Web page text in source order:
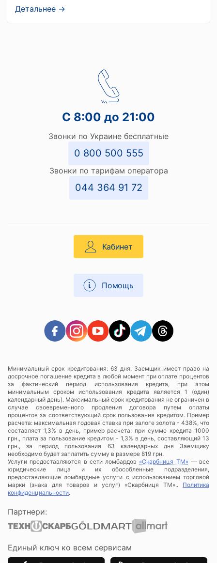
Детальнее →
С 8:00 до 21:00
Звонки по Украине бесплатные
0 800 500 555
Звонки по тарифам оператора
044 364 91 72
Кабинет
Помощь
Минимальный срок кредитования: 63 дня. Заемщик имеет право на
досрочное погашение кредита в любой момент при оплате процентов
за фактический период использования кредита, при этом
минимальным сроком использования кредита является 1 (один)
календарный день). Максимальный срок кредитования не ограничен в
случае своевременного продления договора путем оплаты
процентов за соответствующий срок пользования кредитом. Пример
расчета: максимальная годовая ставка при залоге золота - 438%, что
составляет 1,3% в день, пример расчета: при сумме кредита 1000
грн., плата за пользование кредитом - 1,3% в день, составляющий 13
грн., за период пользования 63 календарных дня Заемщику
необходимо будет заплатить сумму в размере 819 грн.
Услуги предоставляются в сети ломбардов «Скарбниця ТМ»— все
юридические лица и их обособленные подразделения,
предоставляющие ломбардные услуги с использованием торговой
марки (знака для товаров и услуг) «Скарбниця ТМ».. Политика
конфиденциальности.
Партнери:
Единый ключ ко всем сервисам